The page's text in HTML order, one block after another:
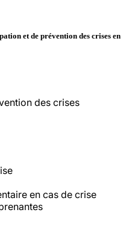
et de prévention des crises en
des crises
en cas de crise